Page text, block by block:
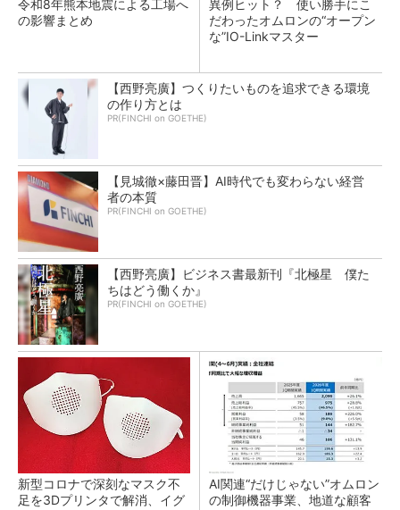
令和8年熊本地震による工場へ
の影響まとめ
異例ヒット？ 使い勝手にこ
だわったオムロンの“オープン
な”IO-Linkマスター
【西野亮廣】つくりたいものを追求できる環境
の作り方とは
PR(FINCHI on GOETHE)
【見城徹×藤田晋】AI時代でも変わらない経営
者の本質
PR(FINCHI on GOETHE)
【西野亮廣】ビジネス書最新刊『北極星 僕た
ちはどう働くか』
PR(FINCHI on GOETHE)
新型コロナで深刻なマスク不
足を3Dプリンタで解消、イグ
AI関連“だけじゃない”オムロン
の制御機器事業、地道な顧客